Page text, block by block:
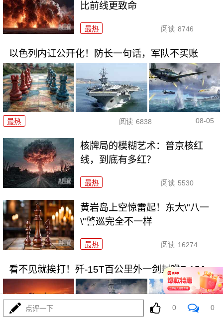
比前线更致命
最热 阅读 8746
以色列内讧公开化！防长一句话，军队不买账
最热 阅读 6838 08-05
核牌局的模糊艺术：普京核红
线，到底有多红？
最热 阅读 5530
黄岩岛上空惊雷起！东大\"八一
\"警巡完全不一样
最热 阅读 16274
看不见就挨打！歼-15T百公里外一剑封喉F-15J
点评一下 0 0